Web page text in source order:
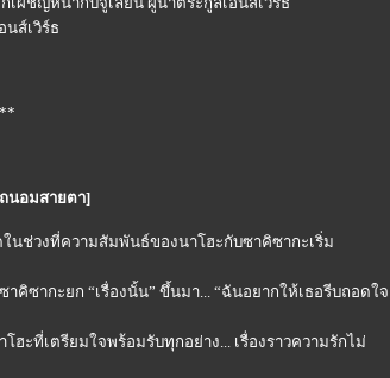
ส์เวิร์ธ
นอมสายตา]
นช่วงที่ความสัมพันธ์ของนาโฮะกับซาคิซากะเริ่ม
คิซากะยก “เรื่องนั้น” ขึ้นมา... “ฉันอยากให้เธอรีบถอดใจ
ะที่เตรียมใจพร้อมรับทุกอย่าง... เรื่องราวความรักไม่